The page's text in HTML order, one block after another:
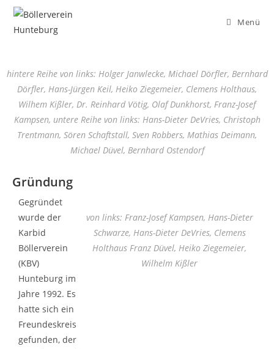
Menü
hintere Reihe von links: Holger Janwlecke, Michael Dörfler, Bernhard
Dörfler, Hans-Jürgen Keil, Heiko Ziegemeier, Clemens Holthaus,
Wilhem Kißler, Dr. Reinhard Vötig, Olaf Dunkhorst, Franz-Josef
Kampsen, untere Reihe von links: Hans-Dieter DeVries, Christoph
Trentmann, Sören Schaftstall, Sven Robbers, Mathias Deimann,
Michael Düvel, Bernhard Ostendorf
Gründung
Gegründet
wurde der
Karbid
Böllerverein
(KBV)
Hunteburg im
Jahre 1992. Es
hatte sich ein
Freundeskreis
gefunden, der
von links: Franz-Josef Kampsen, Hans-Dieter
Schwarze, Hans-Dieter DeVries, Clemens
Holthaus Franz Düvel, Heiko Ziegemeier,
Wilhelm Kißler